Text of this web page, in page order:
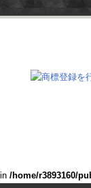
/home/r3893160/